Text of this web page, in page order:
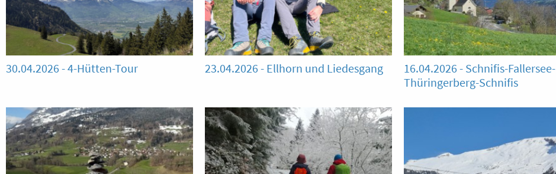
30.04.2026 - 4-Hütten-Tour 23.04.2026 - Ellhorn und Liedesgang
16.04.2026 - Schnifis-Fallersee-
Thüringerberg-Schnifis